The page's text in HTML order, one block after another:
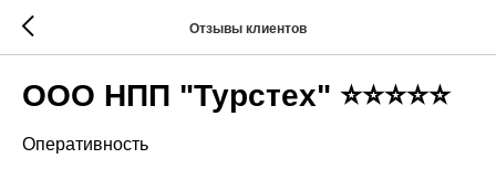
Отзывы клиентов
ООО НПП "Турстех" ⭐⭐⭐⭐⭐
Оперативность